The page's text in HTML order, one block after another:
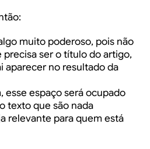
muito poderoso, pois não
precisa ser o título do artigo,
aparecer no resultado da
esse espaço será ocupado
texto que são nada
relevante para quem está